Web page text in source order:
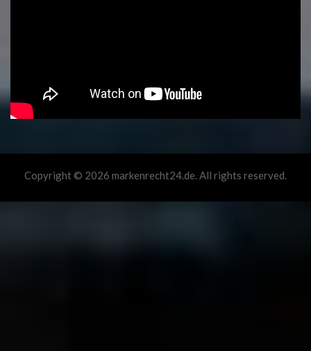
Copyright © 2026 markenrecht24.de. All rights reserved.